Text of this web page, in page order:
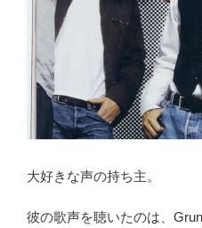
大好きな声の持ち主。
彼の歌声を聴いたのは、